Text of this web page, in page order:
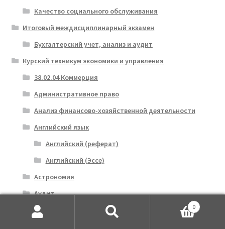
Качество социального обслуживания
Итоговый междисциплинарный экзамен
Бухгалтерский учет, анализ и аудит
Курский техникум экономики и управления
38.02.04 Коммерция
Административное право
Анализ финансово-хозяйственной деятельности
Английский язык
Английский (реферат)
Английский (Эссе)
Астрономия
Аудит
Практические задания
0